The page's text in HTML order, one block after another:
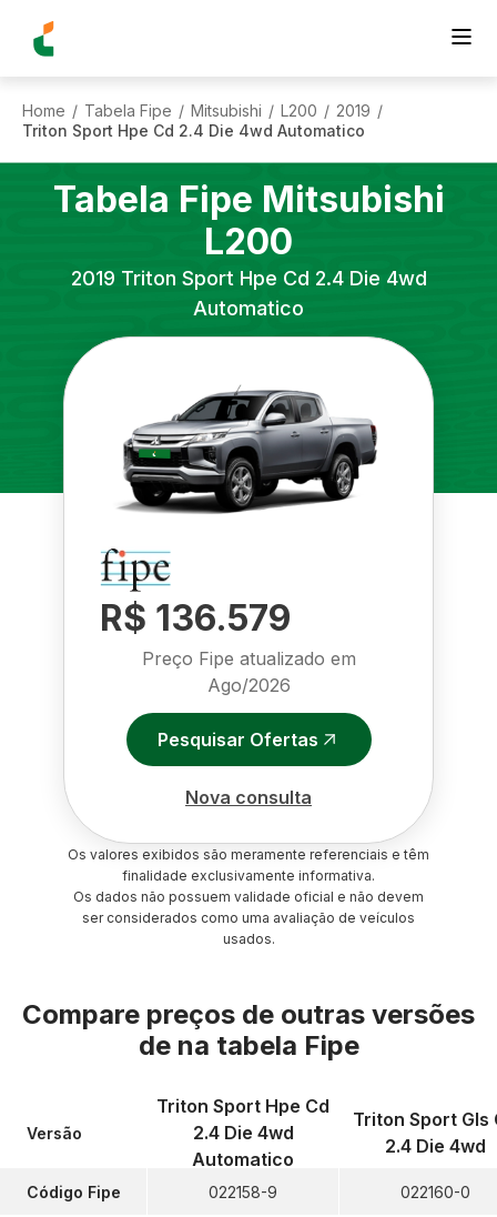
Home / Tabela Fipe / Mitsubishi / L200 / 2019 /
Triton Sport Hpe Cd 2.4 Die 4wd Automatico
Tabela Fipe Mitsubishi
L200
2019 Triton Sport Hpe Cd 2.4 Die 4wd
Automatico
R$ 136.579
Preço Fipe atualizado em
Ago/2026
Pesquisar Ofertas
Nova consulta
Os valores exibidos são meramente referenciais e têm
finalidade exclusivamente informativa.
Os dados não possuem validade oficial e não devem
ser considerados como uma avaliação de veículos
usados.
Compare preços de outras versões
de na tabela Fipe
Versão
Código Fipe
Triton Sport Hpe Cd
2.4 Die 4wd
Automatico
022158-9
Triton Sport Gls
2.4 Die 4wd
022160-0